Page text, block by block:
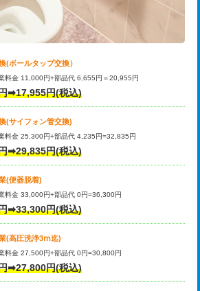
(ボールタップ交換）
料金 11,000円+部品代 6,655円＝20,955円
➡17,955円(税込)
(サイフォン管交換)
料金 25,300円+部品代 4,235円=32,835円
➡29,835円(税込)
(便器脱着)
料金 33,000円+部品代 0円=36,300円
➡33,300円(税込)
(高圧洗浄3ⅿ迄)
料金 27,500円+部品代 0円=30,800円
➡27,800円(税込)